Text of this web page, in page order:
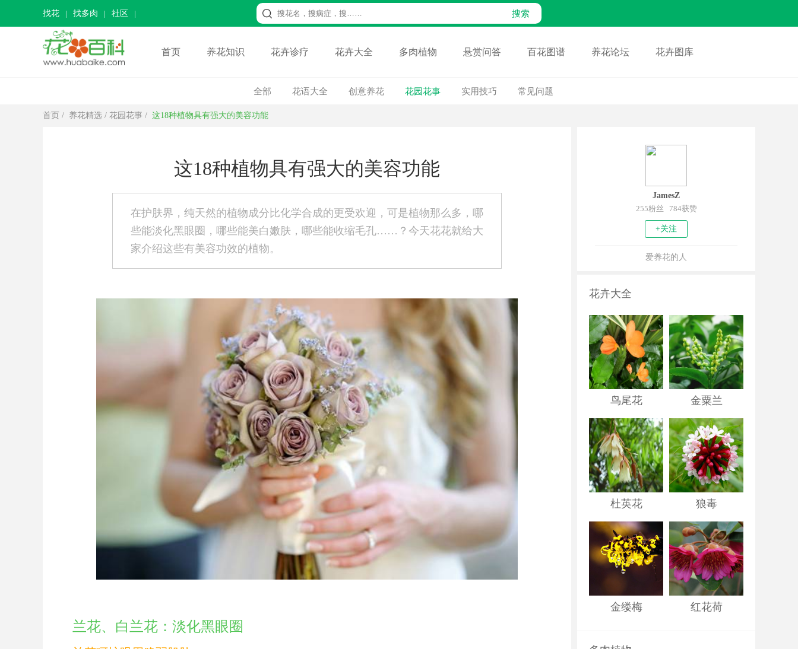
找花 找多肉 社区
首页 养花知识 花卉诊疗 花卉大全 多肉植物 悬赏问答 百花图谱 养花论坛 花卉图库
全部 花语大全 创意养花 花园花事 实用技巧 常见问题
首页 / 养花精选 / 花园花事 / 这18种植物具有强大的美容功能
这18种植物具有强大的美容功能
在护肤界，纯天然的植物成分比化学合成的更受欢迎，可是植物那么多，哪
些能淡化黑眼圈，哪些能美白嫩肤，哪些能收缩毛孔……？今天花花就给大
家介绍这些有美容功效的植物。
兰花、白兰花：淡化黑眼圈
JamesZ
255粉丝 784获赞
+关注
爱养花的人
花卉大全
鸟尾花 金粟兰
杜英花 狼毒
金缕梅 红花荷